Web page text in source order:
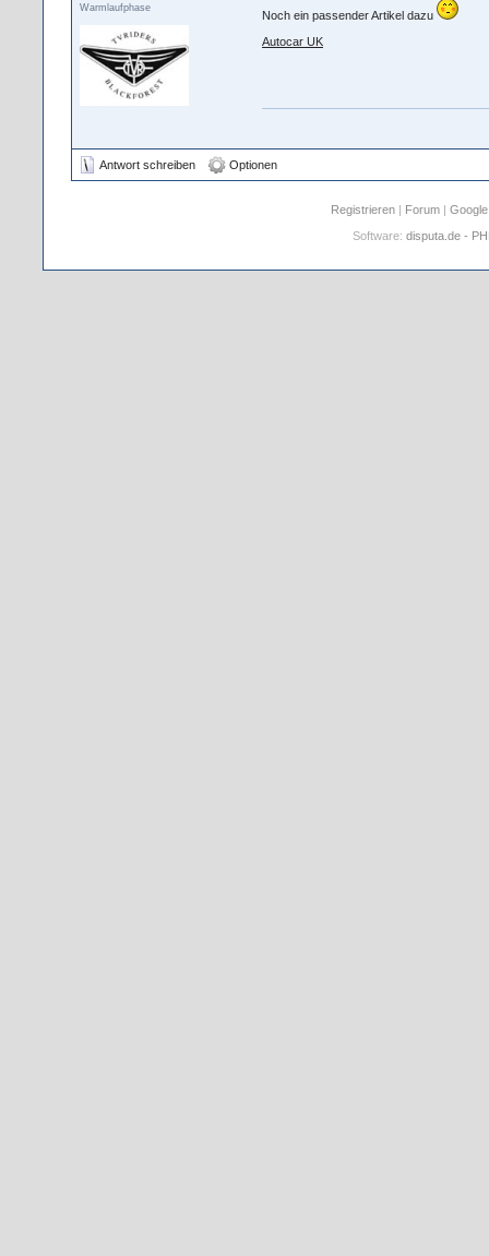
Warmlaufphase
Noch ein passender Artikel dazu
Autocar UK
Antwort schreiben Optionen
Registrieren | Forum |
Software: disputa.de -